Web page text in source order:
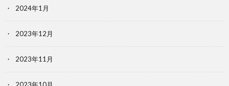
2024年1月
2023年12月
2023年11月